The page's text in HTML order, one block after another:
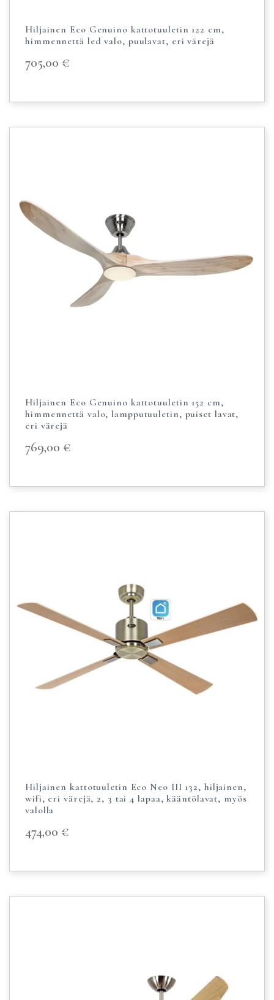
Hiljainen Eco Genuino kattotuuletin 122 cm,
himmennettä led valo, puulavat, eri värejä
705,00 €
Hiljainen Eco Genuino kattotuuletin 152 cm,
himmennettä valo, lampputuuletin, puiset lavat,
eri värejä
769,00 €
Hiljainen kattotuuletin Eco Neo III 132, hiljainen,
wifi, eri värejä, 2, 3 tai 4 lapaa, kääntölavat, myös
valolla
474,00 €